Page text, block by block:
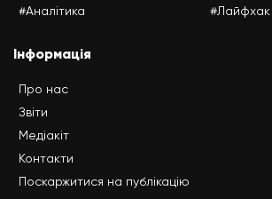
#Аналітика
#Лайфхак
Інформація
Про нас
Звіти
Медіакіт
Контакти
Поскаржитися на публікацію